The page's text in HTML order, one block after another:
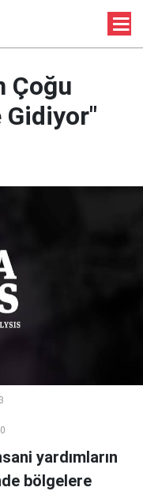
Çoğu
yardımların
bölgelere